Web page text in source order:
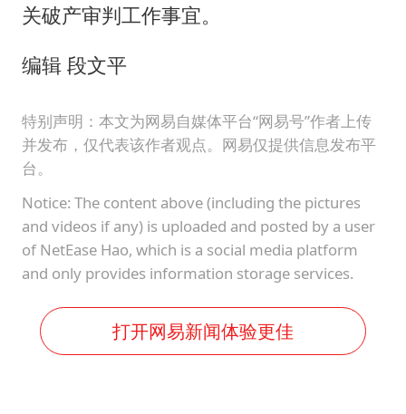
关破产审判工作事宜。
编辑 段文平
特别声明：本文为网易自媒体平台“网易号”作者上传
并发布，仅代表该作者观点。网易仅提供信息发布平
台。
Notice: The content above (including the pictures
and videos if any) is uploaded and posted by a user
of NetEase Hao, which is a social media platform
and only provides information storage services.
打开网易新闻体验更佳